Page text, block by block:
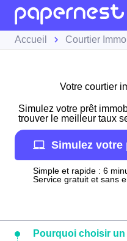
Accueil Courtier
Votre courtier
Simulez votre prêt
trouver le meilleur taux
Simulez votre
Simple et rapide : 6
Service gratuit et sans
Pourquoi choisir